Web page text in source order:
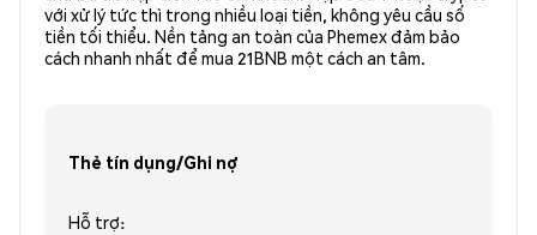
với xử lý tức thì trong nhiều loại tiền, không yêu cầu số
tiền tối thiểu. Nền tảng an toàn của Phemex đảm bảo
cách nhanh nhất để mua 21BNB một cách an tâm.
Thẻ tín dụng/Ghi nợ
Hỗ trợ: